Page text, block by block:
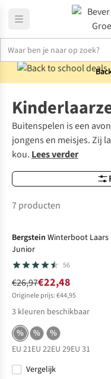
Schoenen Laarzen
Buitenspelen is een
jongens en meisjes. Zij
kou. Lees verder
7 producten
-17%
Bergstein Winterboot Laars
Junior
56
€26,97€22,48
Originele prijs: €44,95
3 kleuren beschikbaar
%
%
%
EU 21EU 22EU 29EU 31
Vergelijk